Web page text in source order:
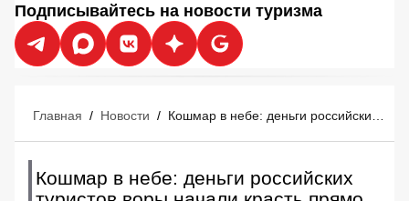
Подписывайтесь на новости туризма
Главная / Новости /
Кошмар в небе: деньги российских